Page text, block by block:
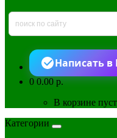
Написать в
00.00 р.
В корзине
Категории